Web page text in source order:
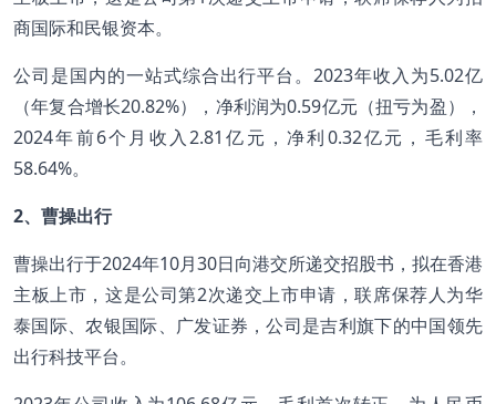
商国际和民银资本。
公司是国内的一站式综合出行平台。2023年收入为5.02亿
（年复合增长20.82%），净利润为0.59亿元（扭亏为盈），
2024年前6个月收入2.81亿元，净利0.32亿元，毛利率
58.64%。
2、曹操出行
曹操出行于2024年10月30日向港交所递交招股书，拟在香港
主板上市，这是公司第2次递交上市申请，联席保荐人为华
泰国际、农银国际、广发证券，公司是吉利旗下的中国领先
出行科技平台。